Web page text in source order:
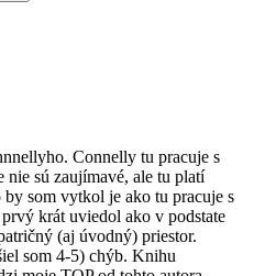
Connelly tu pracuje s
sú zaujímavé, ale tu platí
som vytkol je ako tu pracuje s
krát uviedol ako v podstate
(aj úvodný) priestor.
som 4-5) chýb. Knihu